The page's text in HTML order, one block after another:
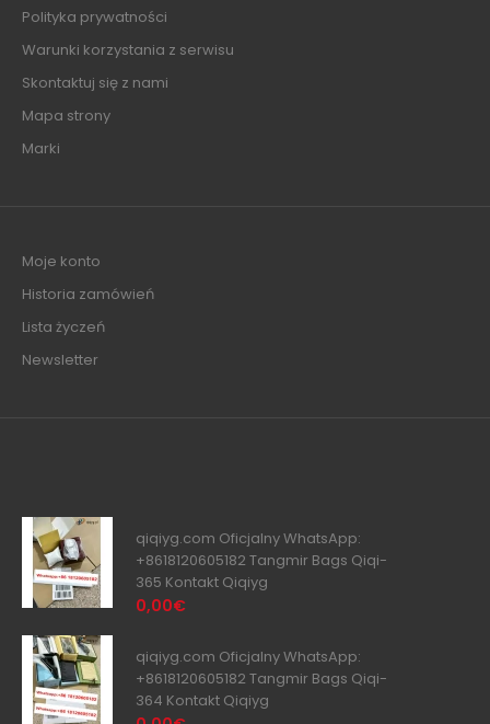
Polityka prywatności
Warunki korzystania z serwisu
Skontaktuj się z nami
Mapa strony
Marki
Moje konto
Historia zamówień
Lista życzeń
Newsletter
qiqiyg.com Oficjalny WhatsApp:
+8618120605182 Tangmir Bags Qiqi-
365 Kontakt Qiqiyg
0,00€
qiqiyg.com Oficjalny WhatsApp:
+8618120605182 Tangmir Bags Qiqi-
364 Kontakt Qiqiyg